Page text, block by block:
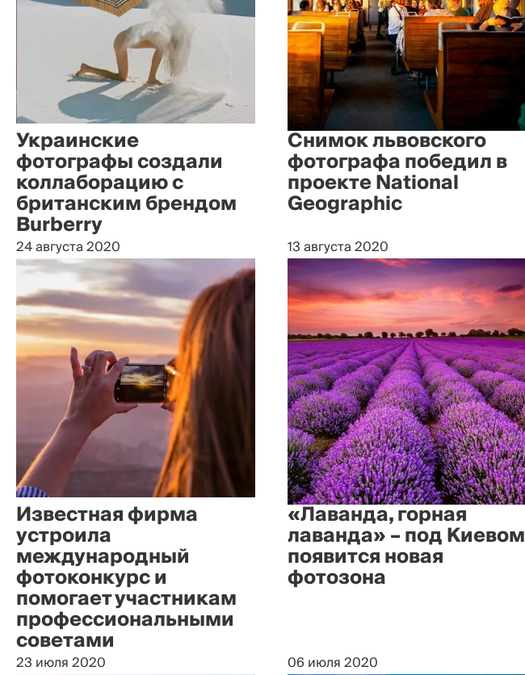
Украинские
фотографы создали
коллаборацию с
британским брендом
Burberry
24 августа 2020
Снимок львовского
фотографа победил в
проекте National
Geographic
13 августа 2020
Известная фирма
устроила
международный
фотоконкурс и
помогает участникам
профессиональными
советами
23 июля 2020
«Лаванда, горная
лаванда» – под Киевом
появится новая
фотозона
06 июля 2020